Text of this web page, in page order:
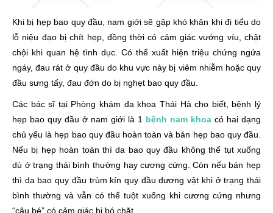
Khi bị hẹp bao quy đầu, nam giới sẽ gặp khó khăn khi đi tiểu do
lỗ niệu đạo bị chít hẹp, đồng thời có cảm giác vướng víu, chật
chội khi quan hệ tình dục. Có thể xuất hiện triệu chứng ngứa
ngáy, đau rát ở quy đầu do khu vực này bị viêm nhiễm hoặc quy
đầu sưng tấy, đau đớn do bị nghẹt bao quy đầu.
Các bác sĩ tại Phòng khám đa khoa Thái Hà cho biết, bệnh lý
hẹp bao quy đầu ở nam giới là 1 bệnh nam khoa có hai dạng
chủ yếu là hẹp bao quy đầu hoàn toàn và bán hẹp bao quy đầu.
Nếu bị hẹp hoàn toàn thì da bao quy đầu không thể tụt xuống
dù ở trạng thái bình thường hay cương cứng. Còn nếu bán hẹp
thì da bao quy đầu trùm kín quy đầu dương vật khi ở trạng thái
bình thường và vẫn có thể tuột xuống khi cương cứng nhưng
“cậu bé” có cảm giác bị bó chặt.